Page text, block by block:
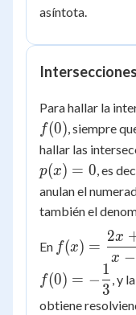
asíntota.
Para hallar la
f(0) , siempre
hallar las
p(x) = 0 , es
anulan el
también el
En f(x) =
{x-3}
f(x) =
x −
2x
f(0) = −
3
1
, y
obtiene